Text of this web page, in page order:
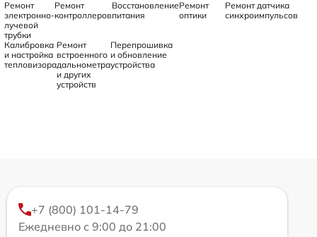
Ремонт
электронно-
лучевой
трубки
Ремонт
контроллеров
Восстановление
питания
Ремонт
оптики
Ремонт датчика
синхроимпульсов
Калибровка
и настройка
тепловизора
Ремонт
встроенного
дальнометра
и других
устройств
Перепрошивка
и обновление
устройства
+7 (800) 101-14-79
Ежедневно с 9:00 до 21:00